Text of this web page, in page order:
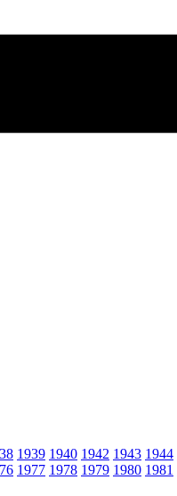
1939 1940 1942 1943 1944
1977 1978 1979 1980 1981